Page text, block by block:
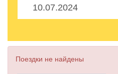
Поездки не найдены